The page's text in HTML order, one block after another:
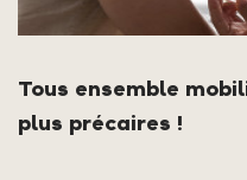
Tous ensemble
plus précaires !